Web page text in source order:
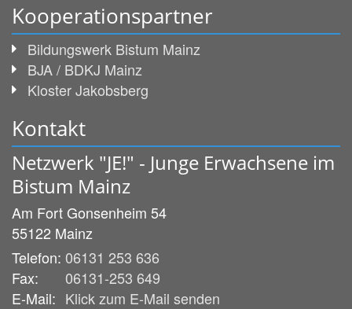
Kooperationspartner
Bildungswerk Bistum Mainz
BJA / BDKJ Mainz
Kloster Jakobsberg
Kontakt
Netzwerk "JE!" - Junge Erwachsene im
Bistum Mainz
Am Fort Gonsenheim 54
55122 Mainz
Telefon: 06131 253 636
Fax:
06131-253 649
E-Mail: Klick zum E-Mail senden